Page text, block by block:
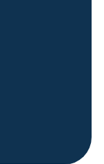
DE CESSION (1